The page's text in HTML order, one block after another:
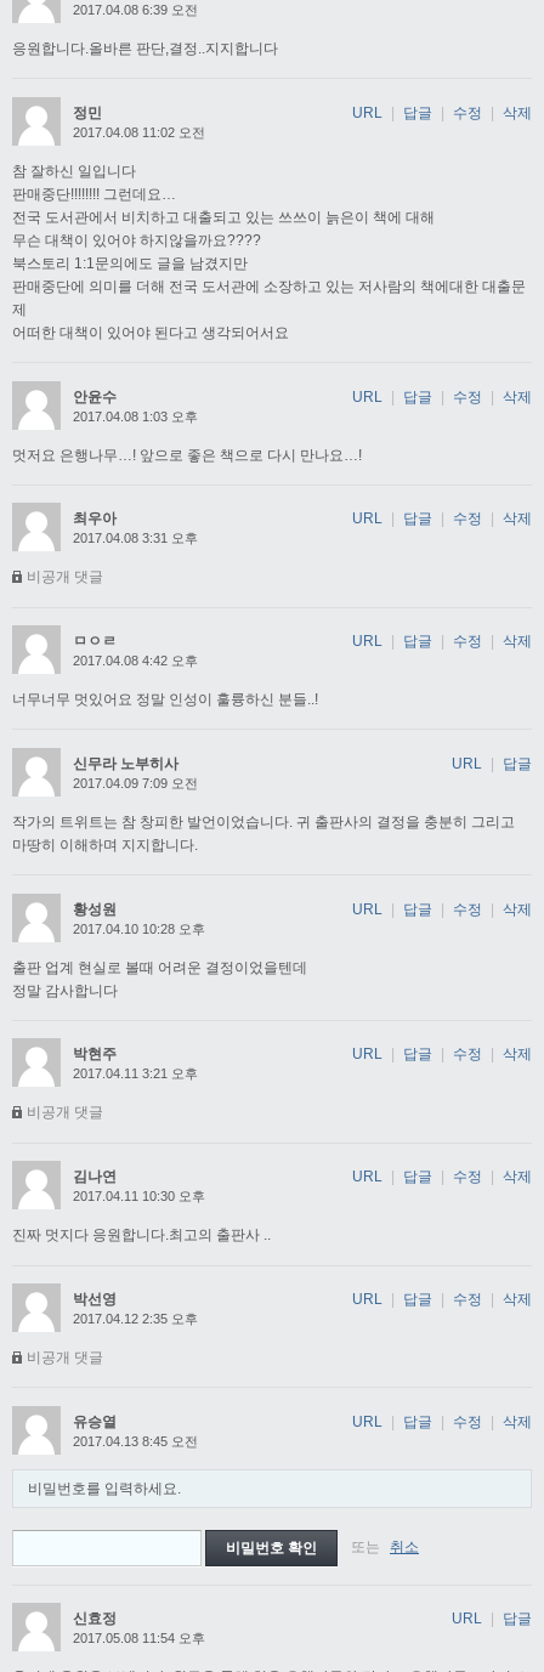
2017.04.08 6:39 오전
응원합니다.올바른 판단,결정..지지합니다
정민
2017.04.08 11:02 오전
참 잘하신 일입니다
판매중단!!!!!!!! 그런데요…
전국 도서관에서 비치하고 대출되고 있는 쓰쓰이 늙은이 책에 대해
무슨 대책이 있어야 하지않을까요????
북스토리 1:1문의에도 글을 남겼지만
판매중단에 의미를 더해 전국 도서관에 소장하고 있는 저사람의 책에대한 대출문
제
어떠한 대책이 있어야 된다고 생각되어서요
URL | 답글 | 수정 | 삭제
안윤수
2017.04.08 1:03 오후
멋저요 은행나무…! 앞으로 좋은 책으로 다시 만나요…!
URL | 답글 | 수정 | 삭제
최우아
2017.04.08 3:31 오후
비공개 댓글
URL 답글 수정 삭제
ㅁㅇㄹ
2017.04.08 4:42 오후
너무너무 멋있어요 정말 인성이 훌륭하신 분들..!
URL 답글 수정 삭제
신무라 노부히사
2017.04.09 7:09 오전
작가의 트위트는 참 창피한 발언이었습니다. 귀 출판사의 결정을 충분히 그리고
마땅히 이해하며 지지합니다.
URL | 답글
황성원
2017.04.10 10:28 오후
출판 업계 현실로 볼때 어려운 결정이었을텐데
정말 감사합니다
URL | 답글 | 수정 | 삭제
박현주
2017.04.11 3:21 오후
비공개 댓글
URL 답글 수정 삭제
김나연
2017.04.11 10:30 오후
진짜 멋지다 응원합니다.최고의 출판사 ..
URL 답글 수정 삭제
박선영
2017.04.12 2:35 오후
비공개 댓글
URL 답글 수정 삭제
유승열
2017.04.13 8:45 오전
비밀번호를 입력하세요.
또는 취소
URL | 답글 | 수정 | 삭제
신효정
2017.05.08 11:54 오후
URL 답글